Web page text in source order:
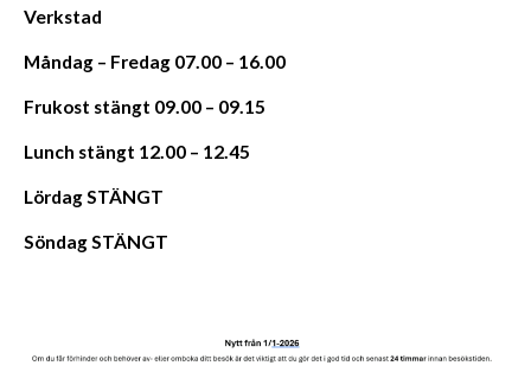
Verkstad
Måndag – Fredag 07.00 – 16.00
Frukost stängt 09.00 – 09.15
Lunch stängt 12.00 – 12.45
Lördag STÄNGT
Söndag STÄNGT